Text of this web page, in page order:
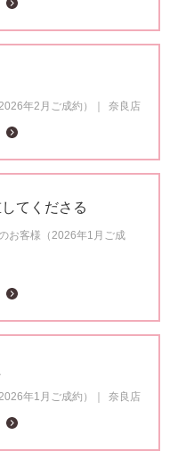
年2月ご成約）
奈良店
てくださる
お客様（2026年1月ご成
年1月ご成約）
奈良店